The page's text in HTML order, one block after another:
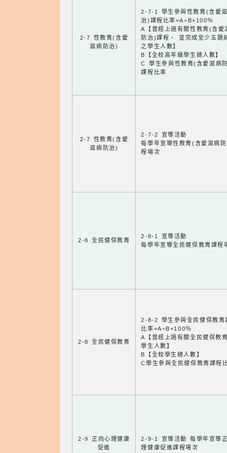
2-7 性教育(含愛
滋病防治)
2-7-1 學生參與性教育(含愛
治)課程比率=A÷B×100％
A【曾經上過有關性教育(含愛
防治)課程， 並完成至少五題
之學生人數】
B【全校高年級學生總人數】
C 學生參與性教育(含愛滋病
課程比率
2-7 性教育(含愛
滋病防治)
2-7-2 宣導活動
每學年宣導性教育(含愛滋病
程場次
2-8 全民健保教育
2-8-1 宣導活動
每學年宣導全民健保教育課程
2-8 全民健保教育
2-8-2 學生參與全民健保教育
比率=A÷B×100％
A【曾經上過有關全民健保教
學生人數】
B【全校學生總人數】
C學生參與全民健保教育課程
2-9 正向心理健康
促進
2-9-1 宣導活動 每學年宣導
理健康促進課程場次